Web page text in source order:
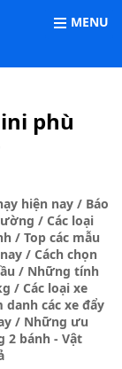
MENU
phù
hiện nay / Báo
/ Các loại
/ Top các mẫu
/ Cách chọn
/ Những tính
/ Các loại xe
danh các xe đẩy
/ Những ưu
2 bánh - Vật